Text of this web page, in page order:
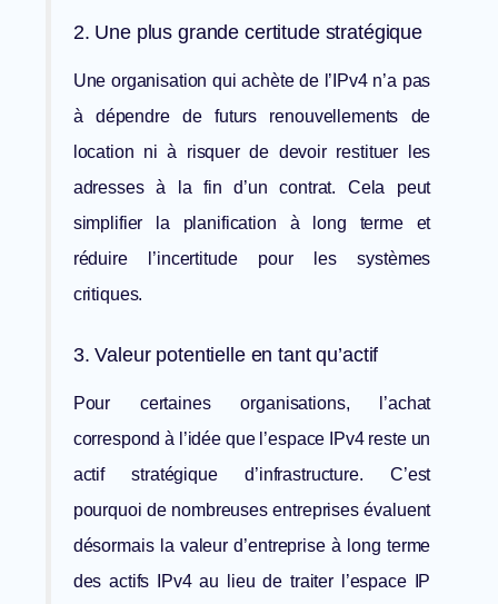
2. Une plus grande certitude stratégique
Une organisation qui achète de l’IPv4 n’a pas
à dépendre de futurs renouvellements de
location ni à risquer de devoir restituer les
adresses à la fin d’un contrat. Cela peut
simplifier la planification à long terme et
réduire l’incertitude pour les systèmes
critiques.
3. Valeur potentielle en tant qu’actif
Pour certaines organisations, l’achat
correspond à l’idée que l’espace IPv4 reste un
actif stratégique d’infrastructure. C’est
pourquoi de nombreuses entreprises évaluent
désormais la valeur d’entreprise à long terme
des actifs IPv4au lieu de traiter l’espace IP